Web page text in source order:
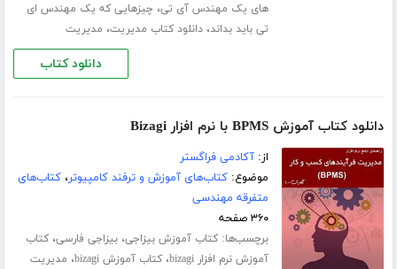
های یک مهندس آی تی، چیزهایی که یک مهندس ای
تی باید بداند،دانلود کتاب مدیریت، مدیریت
دانلود کتاب
دانلود کتاب آموزش BPMS با نرم افزار Bizagi
از:آکادمی فراگستر
موضوع:کتاب‌های آموزش و ترفند کامپیوتر،کتاب‌های
متفرقه مهندسی
۳۶۰ صفحه
برچسب‌ها:کتاب آموزش بیزاجی،بیزاجی فارسی،کتاب
آموزش نرم افزار bizagi
،کتاب آموزش bizagi ، مدیریت